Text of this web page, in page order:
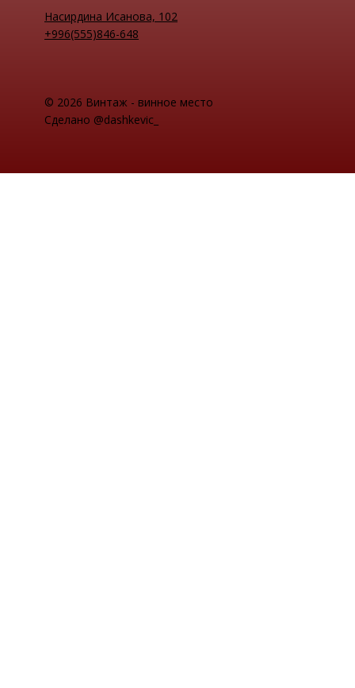
Насирдина Исанова, 102
+996(555)846-648
© 2026 Винтаж - винное место
Сделано @dashkevic_